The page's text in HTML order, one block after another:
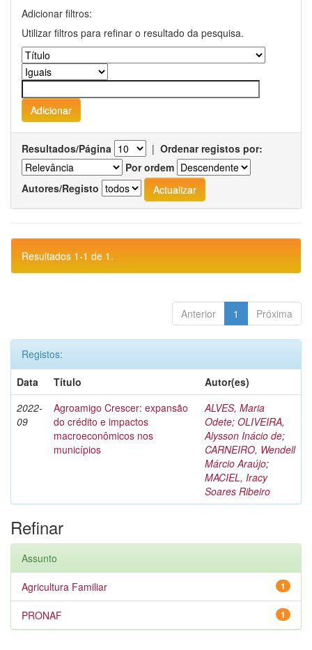
Adicionar filtros:
Utilizar filtros para refinar o resultado da pesquisa.
Resultados/Página | Ordenar registos por:
Por ordem
Autores/Registo
Resultados 1-1 de 1.
Anterior 1 Próxima
Registos:
Data
Título
Autor(es)
2022-
09
Agroamigo Crescer: expansão
do crédito e impactos
macroeconômicos nos
municípios
ALVES, Maria
Odete; OLIVEIRA,
Alysson Inácio de;
CARNEIRO, Wendell
Márcio Araújo;
MACIEL, Iracy
Soares Ribeiro
Refinar
Assunto
1
Agricultura Familiar
1
PRONAF